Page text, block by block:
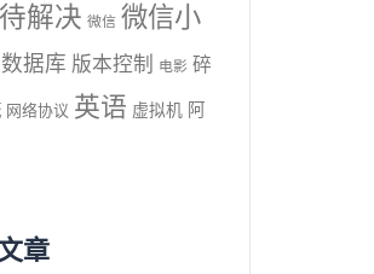
待解决 微信 微信小
数据库 版本控制 电影 碎
网络协议 英语 虚拟机 阿
章